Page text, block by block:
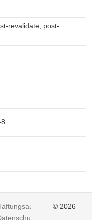
revalidate, post-
© 2026